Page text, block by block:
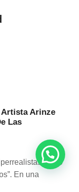
Arinze
Las
como
En una